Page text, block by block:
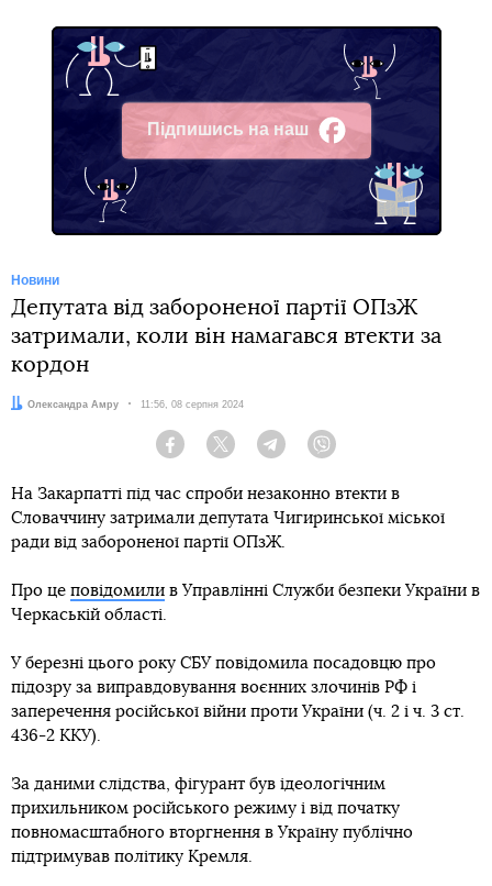
Підпишись на наш
Facebook
Новини
Депутата від забороненої партії ОПзЖ
затримали, коли він намагався втекти за
кордон
Автор:
Олександра Амру Дата:
11:56, 08 серпня 2024
Facebook Twitter Telegram
На Закарпатті під час спроби незаконно втекти в
Словаччину затримали депутата Чигиринської міської
ради від забороненої партії ОПзЖ.
Про це повідомили в Управлінні Служби безпеки України в
Черкаській області.
У березні цього року СБУ повідомила посадовцю про
підозру за виправдовування воєнних злочинів РФ і
заперечення російської війни проти України (ч. 2 і ч. 3 ст.
436-2 ККУ).
За даними слідства, фігурант був ідеологічним
прихильником російського режиму і від початку
повномасштабного вторгнення в Україну публічно
підтримував політику Кремля.